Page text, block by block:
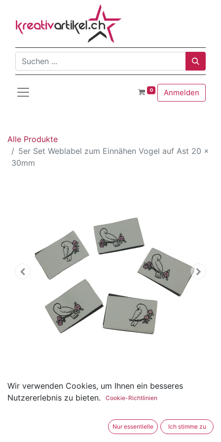
0 Anmelden
Alle Produkte
5er Set Weblabel zum Einnähen Vogel auf Ast 20 x
30mm
5er Set Weblabel zum
Einnähen Vogel auf Ast 20 x
Wir verwenden Cookies, um Ihnen ein besseres
Nutzererlebnis zu bieten.
Cookie-Richtlinien
Nur essentielle Ich stimme zu